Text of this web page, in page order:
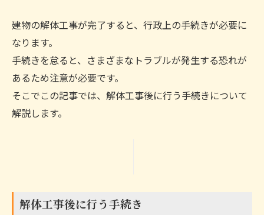
建物の解体工事が完了すると、行政上の手続きが必要に
なります。
手続きを怠ると、さまざまなトラブルが発生する恐れが
あるため注意が必要です。
そこでこの記事では、解体工事後に行う手続きについて
解説します。
解体工事後に行う手続き